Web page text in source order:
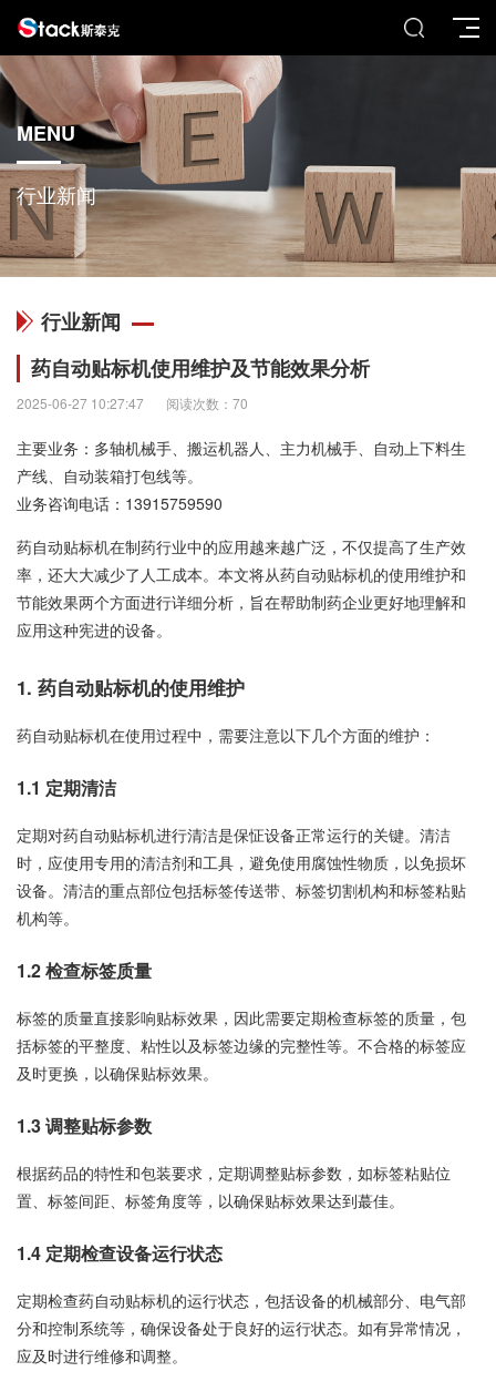
MENU
行业新闻
行业新闻
药自动贴标机使用维护及节能效果分析
2025-06-27 10:27:47 阅读次数：70
主要业务：多轴机械手、搬运机器人、主力机械手、自动上下料生
产线、自动装箱打包线等。
业务咨询电话： 13915759590
药自动贴标机在制药行业中的应用越来越广泛，不仅提高了生产效
率，还大大减少了人工成本。本文将从药自动贴标机的使用维护和
节能效果两个方面进行详细分析，旨在帮助制药企业更好地理解和
应用这种宪进的设备。
1. 药自动贴标机的使用维护
药自动贴标机在使用过程中，需要注意以下几个方面的维护：
1.1 定期清洁
定期对药自动贴标机进行清洁是保怔设备正常运行的关键。清洁
时，应使用专用的清洁剂和工具，避免使用腐蚀性物质，以免损坏
设备。清洁的重点部位包括标签传送带、标签切割机构和标签粘贴
机构等。
1.2 检查标签质量
标签的质量直接影响贴标效果，因此需要定期检查标签的质量，包
括标签的平整度、粘性以及标签边缘的完整性等。不合格的标签应
及时更换，以确保贴标效果。
1.3 调整贴标参数
根据药品的特性和包装要求，定期调整贴标参数，如标签粘贴位
置、标签间距、标签角度等，以确保贴标效果达到蕞佳。
1.4 定期检查设备运行状态
定期检查药自动贴标机的运行状态，包括设备的机械部分、电气部
分和控制系统等，确保设备处于良好的运行状态。如有异常情况，
应及时进行维修和调整。